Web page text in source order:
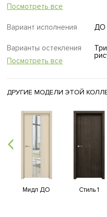
Посмотреть все
Вариант исполнения ДО
Варианты остекления
Посмотреть все
ДРУГИЕ МОДЕЛИ ЭТОЙ
Мидл ДО Стиль 1